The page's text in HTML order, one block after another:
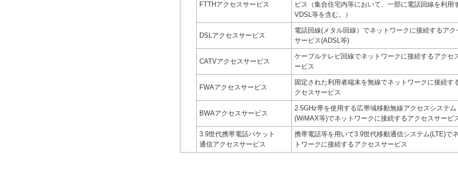
FTTHアクセスサービス
ビス（集合住宅内等において、一部に電話回線を利用
VDSL等を含む。）
DSLアクセスサービス
電話回線(メタル回線）でネットワークに接続するアク
サービス(ADSL等)
CATVアクセスサービス
ケーブルテレビ回線でネットワークに接続するアクセ
ービス
FWAアクセスサービス
固定された利用者端末を無線でネットワークに接続す
クセスサービス
BWAアクセスサービス
2.5GHz帯を使用する広帯域移動無線アクセスシステム
(WiMAX等)でネットワークに接続するアクセスサービ
3.9世代携帯電話パケット
通信アクセスサービス
携帯電話等を用いて3.9世代移動通信システム(LTE)で
トワークに接続するアクセスサービス